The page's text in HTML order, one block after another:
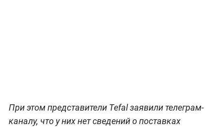
При этом представители Tefal заявили телеграм-
каналу, что у них нет сведений о поставках